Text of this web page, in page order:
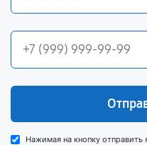
Нажимая на кнопку отправить